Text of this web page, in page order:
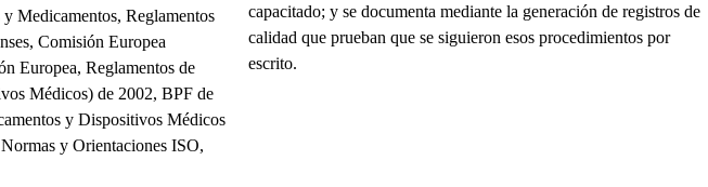
Medicamentos, Reglamentos
Comisión Europea
Europea, Reglamentos de
Médicos) de 2002, BPF de
y Dispositivos Médicos
y Orientaciones ISO,
capacitado; y se documenta mediante la generación de registros de
calidad que prueban que se siguieron esos procedimientos por
escrito.